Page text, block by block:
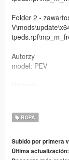
Folder 2 -
Autorzy
model: PEV
https://
https://discord.gg/
OPENIV
ROPA
Subido por primera
Última actualización: